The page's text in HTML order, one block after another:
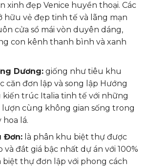
xinh đẹp Venice huyền thoại. Các
hữu vẻ đẹp tinh tế và lãng mạn
cửa sổ mái vòn duyên dáng,
con kênh thanh bình và xanh
Dương:giống như tiêu khu
căn đơn lập và song lập Hướng
kiến trúc Italia tinh tế với những
cùng không gian sống trong
hoa lá.
Đơn:là phân khu biệt thự được
và đắt giá bậc nhất dự án với 100%
biệt thự đơn lập với phong cách